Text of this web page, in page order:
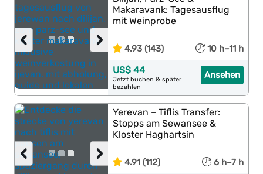
›
‹
Makaravank: Tagesausflug
mit Weinprobe
4.93 (143) 10 h–11 h
Ansehen
US$ 44
Jetzt buchen & später
bezahlen
›
‹
Yerevan – Tiflis Transfer:
Stopps am Sewansee &
Kloster Haghartsin
4.91 (112) 6 h–7 h